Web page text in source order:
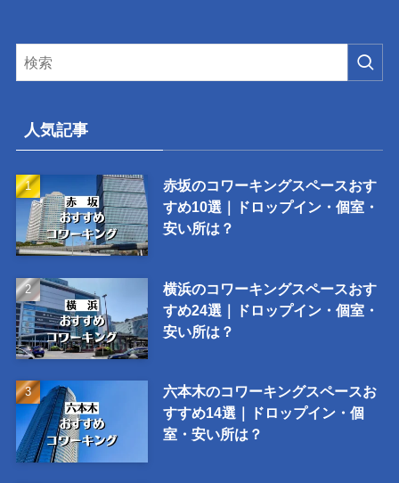
人気記事
赤坂のコワーキングスペースおす
すめ10選｜ドロップイン・個室・
安い所は？
横浜のコワーキングスペースおす
すめ24選｜ドロップイン・個室・
安い所は？
六本木のコワーキングスペースお
すすめ14選｜ドロップイン・個
室・安い所は？